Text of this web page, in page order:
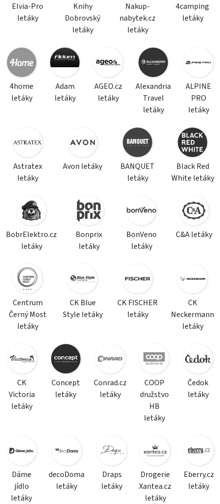
Elvia-Pro
letáky
Knihy
Dobrovský
letáky
Nakup-
nabytek.cz
letáky
4camping
letáky
4home
letáky
Adam
letáky
AGEO.cz
letáky
Alexandria
Travel
letáky
ALPINE
PRO
letáky
Astratex
letáky
Avon letáky
BANQUET
letáky
Black Red
White letáky
BobrElektro.cz
letáky
Bonprix
letáky
BonVeno
letáky
C&A letáky
Centrum
Černý Most
letáky
CK Blue
Style letáky
CK FISCHER
letáky
CK
Neckermann
letáky
CK
Victoria
letáky
Concept
letáky
Conrad.cz
letáky
COOP
družstvo
HB
letáky
Čedok
letáky
Dáme
jídlo
letáky
decoDoma
letáky
Draps
letáky
Drogerie
Xantea.cz
letáky
Eberry.cz
letáky